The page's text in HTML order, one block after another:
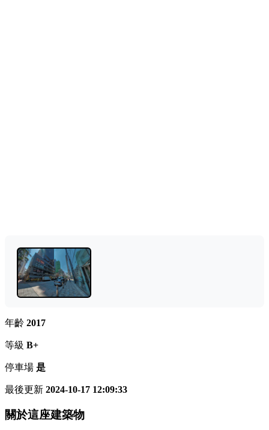
年齡 2017
等級 B+
停車場 是
最後更新 2024-10-17 12:09:33
關於這座建築物